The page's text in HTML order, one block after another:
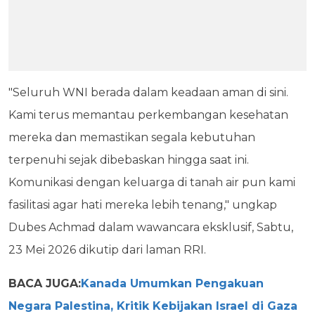
"Seluruh WNI berada dalam keadaan aman di sini.
Kami terus memantau perkembangan kesehatan
mereka dan memastikan segala kebutuhan
terpenuhi sejak dibebaskan hingga saat ini.
Komunikasi dengan keluarga di tanah air pun kami
fasilitasi agar hati mereka lebih tenang," ungkap
Dubes Achmad dalam wawancara eksklusif, Sabtu,
23 Mei 2026 dikutip dari laman RRI.
BACA JUGA:Kanada Umumkan Pengakuan
Negara Palestina, Kritik Kebijakan Israel di Gaza